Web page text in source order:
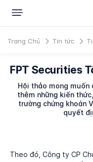
Trang Chủ Tin tức
FPT Securities
Hội thảo mong muốn
thêm những kiến
trường chứng khoán
quyết
Theo đó, Công ty CP